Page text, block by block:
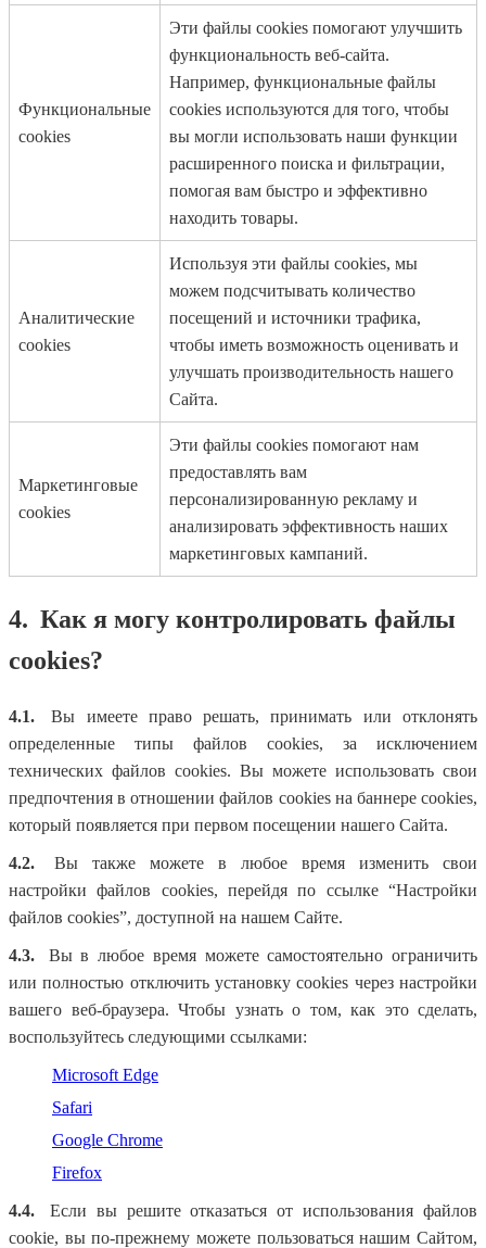
Функциональные
cookies
Эти файлы cookies помогают улучшить
функциональность веб-сайта.
Например, функциональные файлы
cookies используются для того, чтобы
вы могли использовать наши функции
расширенного поиска и фильтрации,
помогая вам быстро и эффективно
находить товары.
Аналитические
cookies
Используя эти файлы cookies, мы
можем подсчитывать количество
посещений и источники трафика,
чтобы иметь возможность оценивать и
улучшать производительность нашего
Сайта.
Маркетинговые
cookies
Эти файлы cookies помогают нам
предоставлять вам
персонализированную рекламу и
анализировать эффективность наших
маркетинговых кампаний.
4. Как я могу контролировать файлы
cookies?
4.1.
Вы имеете право решать, принимать или отклонять
определенные типы файлов cookies, за исключением
технических файлов cookies. Вы можете использовать свои
предпочтения в отношении файлов cookies на баннере cookies,
который появляется при первом посещении нашего Сайта.
4.2.
Вы также можете в любое время изменить свои
настройки файлов cookies, перейдя по ссылке “Настройки
файлов cookies”, доступной на нашем Сайте.
4.3.
Вы в любое время можете самостоятельно ограничить
или полностью отключить установку cookies через настройки
вашего веб-браузера. Чтобы узнать о том, как это сделать,
воспользуйтесь следующими ссылками:
Microsoft Edge
Safari
Google Chrome
Firefox
4.4.
Если вы решите отказаться от использования файлов
cookie, вы по-прежнему можете пользоваться нашим Сайтом,